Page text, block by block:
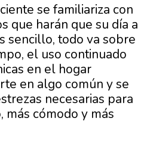
se familiariza con
que harán que su día a
sencillo, todo va sobre
el uso continuado
en el hogar
en algo común y se
necesarias para
más cómodo y más